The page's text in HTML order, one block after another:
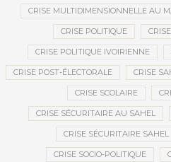
CRISE MULTIDIMENSIONNELLE AU
CRISE POLITIQUE
CRISE POLITIQUE IVOIRIENNE
CRISE POST-ÉLECTORALE CRISE
CRISE SCOLAIRE
CRISE SÉCURITAIRE AU SAHEL
CRISE SÉCURITAIRE SAHEL
CRISE SOCIO-POLITIQUE